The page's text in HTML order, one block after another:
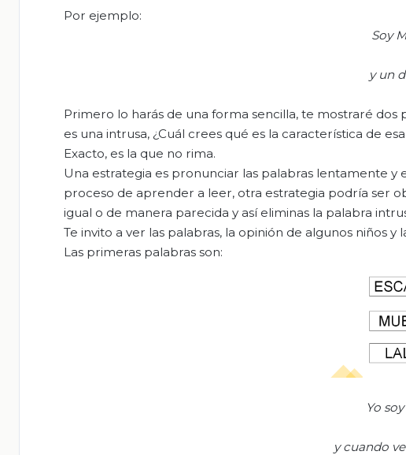
Por ejemplo:
Soy
y un
Primero lo harás de una forma sencilla, te mostraré
es una intrusa, ¿Cuál crees qué es la característica de
Exacto, es la que no rima.
Una estrategia es pronunciar las palabras lentamente
proceso de aprender a leer, otra estrategia podría ser
igual o de manera parecida y así eliminas la palabra
Te invito a ver las palabras, la opinión de algunos niños
Las primeras palabras son:
Yo soy
y cuando